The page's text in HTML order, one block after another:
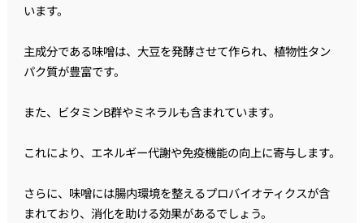
います。
主成分である味噌は、大豆を発酵させて作られ、植物性タン
パク質が豊富です。
また、ビタミンB群やミネラルも含まれています。
これにより、エネルギー代謝や免疫機能の向上に寄与します。
さらに、味噌には腸内環境を整えるプロバイオティクスが含
まれており、消化を助ける効果があるでしょう。